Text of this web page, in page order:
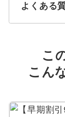
よくある
こ
こん